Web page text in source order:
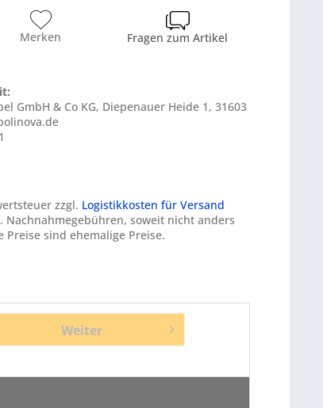
Merken Fragen zum Artikel
GmbH & Co KG, Diepenauer Heide 1, 31603
zzgl. Logistikkosten für Versand
Nachnahmegebühren, soweit nicht anders
sind ehemalige Preise.
Weiter